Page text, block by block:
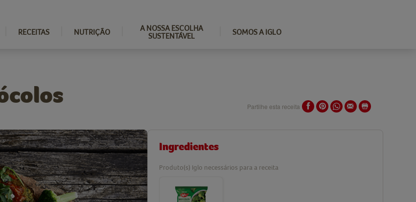
RECEITAS NUTRIÇÃO
A NOSSA ESCOLHA
SUSTENTÁVEL
SOMOS A IGLO
Partilhe esta receita
Ingredientes
Produto(s) Iglo necessários para a receita